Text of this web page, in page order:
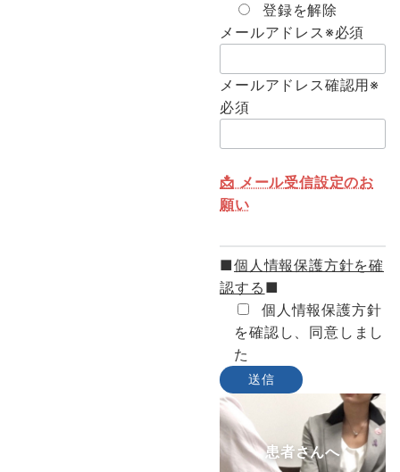
登録を解除
メールアドレス ※必須
メールアドレス確認用※
必須
📩 メール受信設定のお
願い
■個人情報保護方針を確
認する ■
個人情報保護方針
を確認し、同意しまし
た
患者さんへ